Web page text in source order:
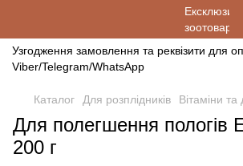
Узгодження замовлення та реквізити для
Viber/Telegram/WhatsApp
Каталог Для розплідників Вітаміни та
Для полегшення пологів
200 г